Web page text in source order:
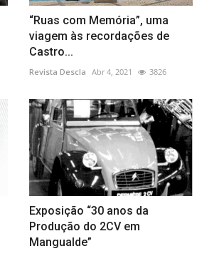
“Ruas com Memória”, uma
viagem às recordações de
Castro...
Revista Descla Abr 4, 2021 3826
Exposição “30 anos da
Produção do 2CV em
Mangualde”